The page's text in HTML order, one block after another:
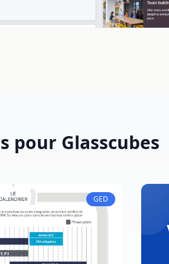
pour Glasscubes
GED